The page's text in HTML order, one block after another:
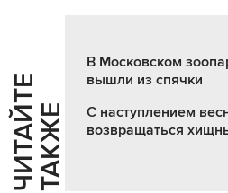
Ч
И
Т
АЙ
Т
Е
Т
А
К
ЖЕ
В Московском
вышли из спячки
С наступлением
возвращаться